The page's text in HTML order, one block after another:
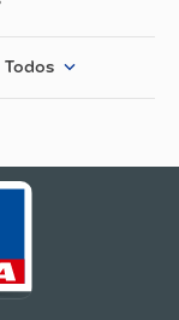
Todos